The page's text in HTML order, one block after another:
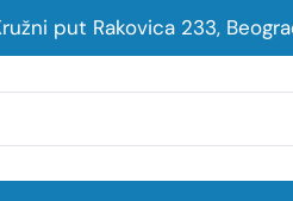
put Rakovica 233,